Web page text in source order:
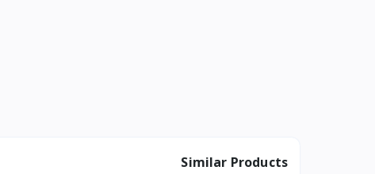
Similar Products